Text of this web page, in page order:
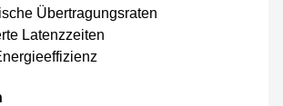
Übertragungsraten
Latenzzeiten